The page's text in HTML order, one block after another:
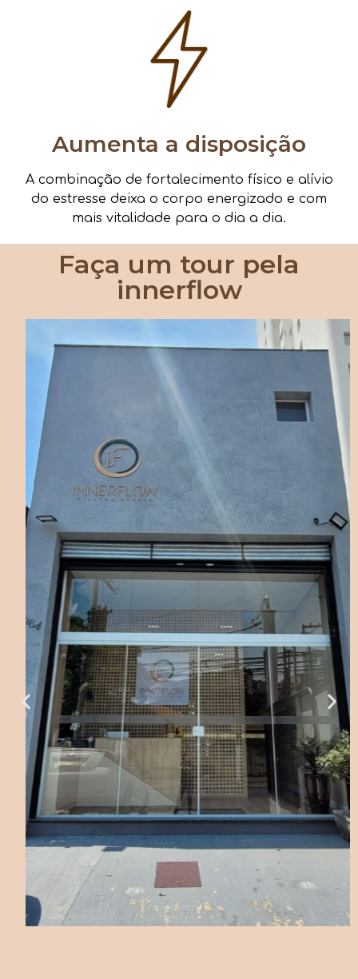
Aumenta a disposição
A combinação de fortalecimento físico e alívio
do estresse deixa o corpo energizado e com
mais vitalidade para o dia a dia.
Faça um tour pela
innerflow